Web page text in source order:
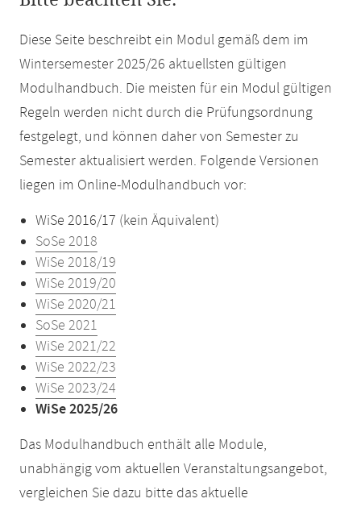
Diese Seite beschreibt ein Modul gemäß dem im
Wintersemester 2025/26 aktuellsten gültigen
Modulhandbuch. Die meisten für ein Modul gültigen
Regeln werden nicht durch die Prüfungsordnung
festgelegt, und können daher von Semester zu
Semester aktualisiert werden. Folgende Versionen
liegen im Online-Modulhandbuch vor:
WiSe 2016/17 (kein Äquivalent)
SoSe 2018
WiSe 2018/19
WiSe 2019/20
WiSe 2020/21
SoSe 2021
WiSe 2021/22
WiSe 2022/23
WiSe 2023/24
WiSe 2025/26
Das Modulhandbuch enthält alle Module,
unabhängig vom aktuellen Veranstaltungsangebot,
vergleichen Sie dazu bitte das aktuelle